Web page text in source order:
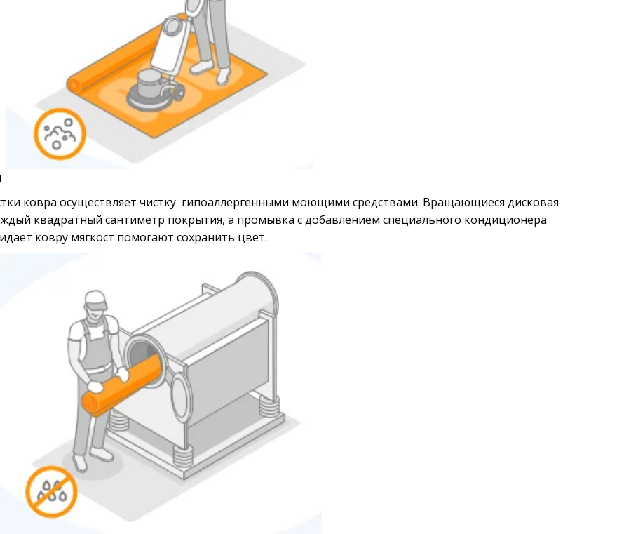
ковра осуществляет чистку  гипоаллергенными моющими средствами. Вращающиеся дисковая
квадратный сантиметр покрытия, а промывка с добавлением специального кондиционера
ковру мягкост помогают сохранить цвет.